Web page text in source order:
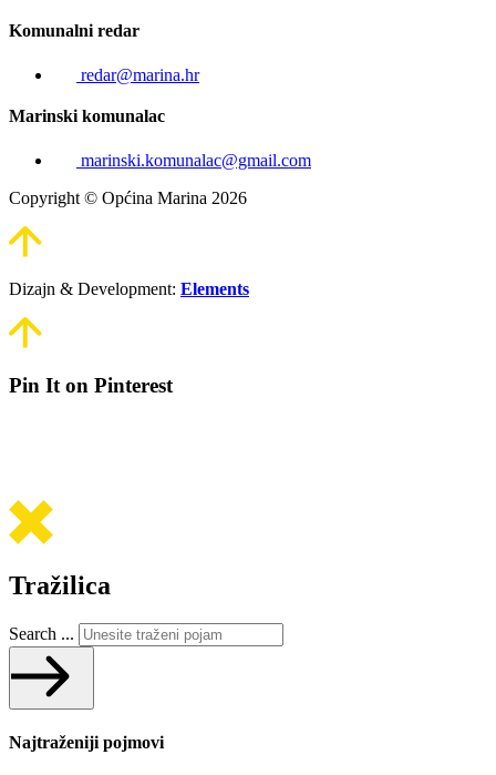
Komunalni redar
redar@marina.hr
Marinski komunalac
marinski.komunalac@gmail.com
Copyright © Općina Marina 2026
Dizajn & Development: Elements
Pin It on Pinterest
Tražilica
Search ...
Najtraženiji pojmovi